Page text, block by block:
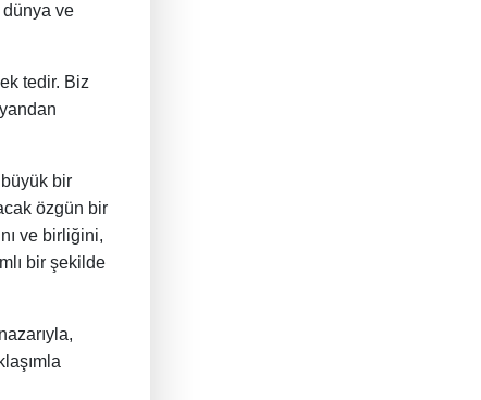
ve
tedir. Biz
bir
özgün bir
ve birliğini,
bir şekilde